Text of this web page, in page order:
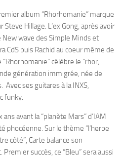
album “Rhorhomanie” marque
Hillage. L’ex Gong, après avoir
New wave des Simple Minds et
CdS puis Rachid au coeur même de
célèbre le “rhor,
génération immigrée, née de
Avec ses guitares à la INXS,
funky.
avant la “planète Mars” d’IAM
phocéenne. Sur le thème “l’herbe
côté”, Carte balance son
succès, ce “Bleu” sera aussi